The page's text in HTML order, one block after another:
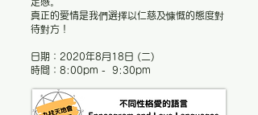
真正的愛情是我們選擇以仁慈及慷慨的態度對
待對方！
日期：2020年8月18日 (二)
時間：8:00pm - 9:30pm